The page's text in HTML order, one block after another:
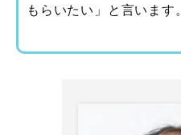
もらいたい」と言います。